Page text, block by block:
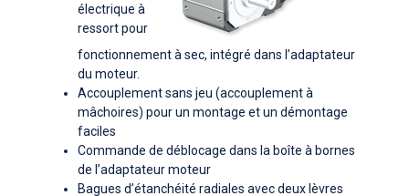
électrique à
ressort pour
fonctionnement à sec, intégré dans l’adaptateur
du moteur.
Accouplement sans jeu (accouplement à
mâchoires) pour un montage et un démontage
faciles
Commande de déblocage dans la boîte à bornes
de l’adaptateur moteur
Bagues d’étanchéité radiales avec deux lèvres